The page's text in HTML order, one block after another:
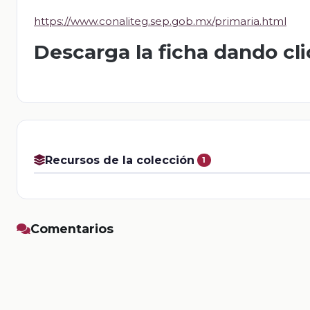
https://www.conaliteg.sep.gob.mx/primaria.html
Descarga la ficha dando
Recursos de la colección 1
Comentarios